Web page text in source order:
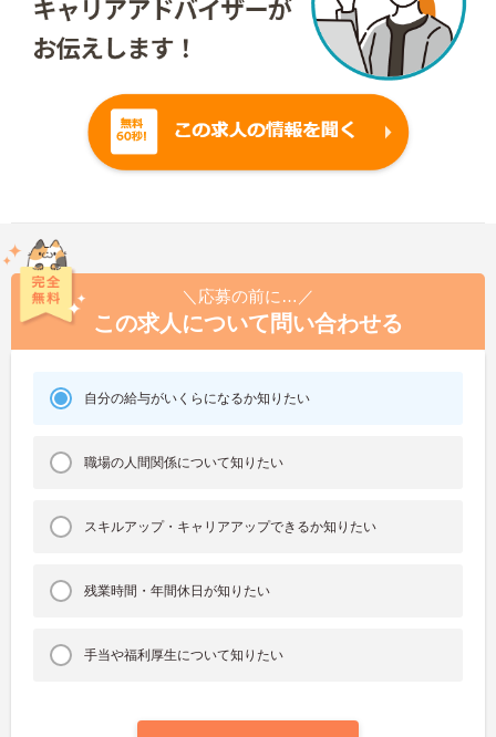
＼応募の前に…／
この求人について問い合わせる
自分の給与がいくらになるか知りたい
職場の人間関係について知りたい
スキルアップ・キャリアアップできるか知りたい
残業時間・年間休日が知りたい
手当や福利厚生について知りたい